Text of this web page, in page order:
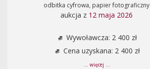
odbitka cyfrowa, papier fotograficzny
aukcja z 12 maja 2026
Wywoławcza: 2 400 zł
Cena uzyskana: 2 400 zł
... więcej ...